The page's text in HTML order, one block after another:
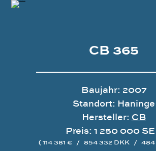
CB 365
Baujahr: 2007
Standort: Haninge
Hersteller: CB
Preis: 1 250 000
( 114 381 € / 854 332 DKK / 484